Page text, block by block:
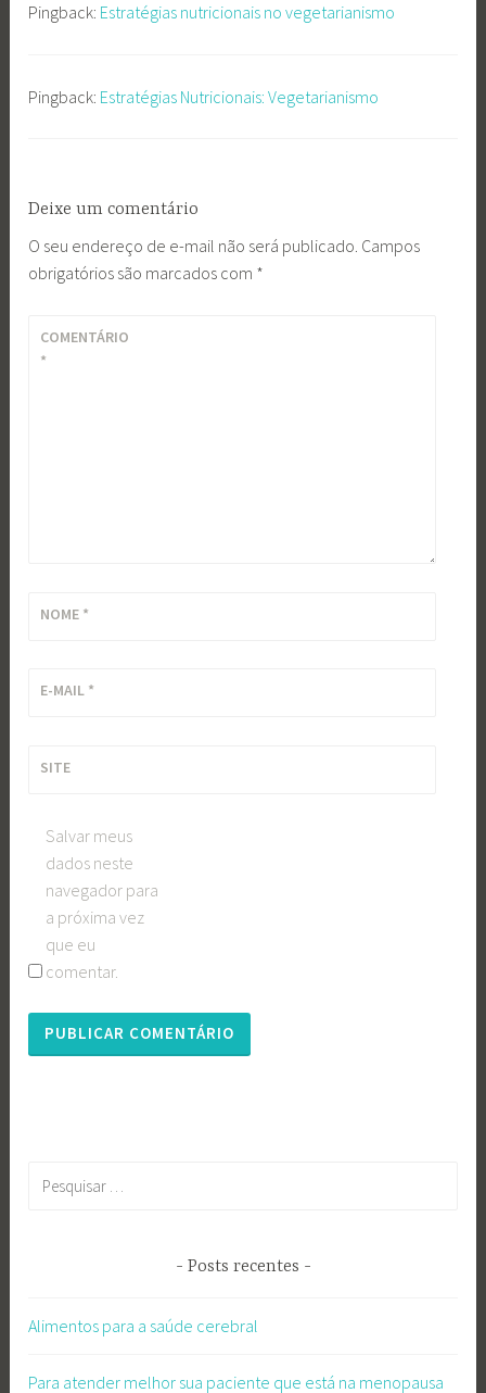
Pingback: Estratégias nutricionais no vegetarianismo
Pingback: Estratégias Nutricionais: Vegetarianismo
Deixe um comentário
O seu endereço de e-mail não será publicado. Campos
obrigatórios são marcados com *
COMENTÁRIO
*
NOME *
E-MAIL *
SITE
Salvar meus
dados neste
navegador para
a próxima vez
que eu
comentar.
Posts recentes
Alimentos para a saúde cerebral
Para atender melhor sua paciente que está na menopausa